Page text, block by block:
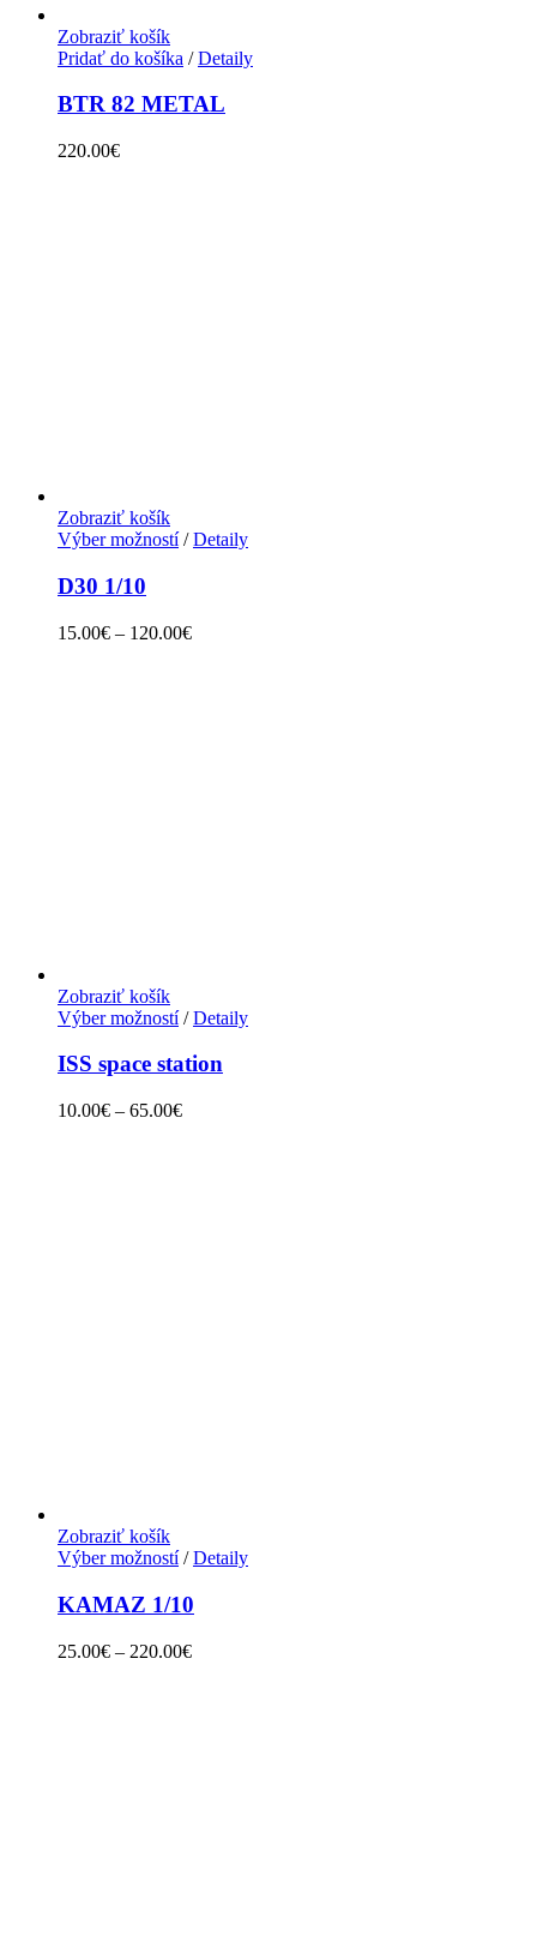
Zobraziť košík
Pridať do košíka / Detaily
BTR 82 METAL
220.00€
Zobraziť košík
Výber možností/ Detaily
D30 1/10
15.00€ – 120.00€
Zobraziť košík
Výber možností/ Detaily
ISS space station
10.00€ – 65.00€
Zobraziť košík
Výber možností/ Detaily
KAMAZ 1/10
25.00€ – 220.00€